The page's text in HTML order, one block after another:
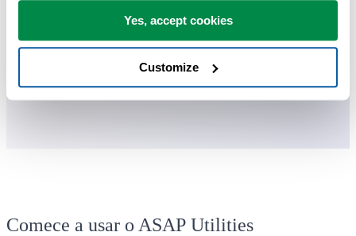
Yes, accept cookies
Customize
passam a usar o ASAP Utilities diariamente.
Usado por equipes em mais de 28.500 organizações.
Comece a usar o ASAP Utilities